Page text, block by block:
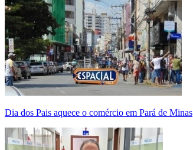
Dia dos Pais aquece o comércio em Pará de Minas